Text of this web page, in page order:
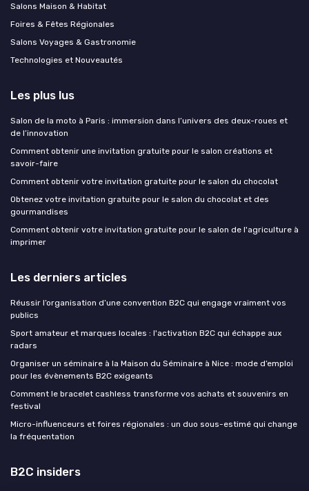
Salons Maison & Habitat
Foires & Fêtes Régionales
Salons Voyages & Gastronomie
Technologies et Nouveautés
Les plus lus
Salon de la moto à Paris : immersion dans l’univers des deux-roues et
de l’innovation
Comment obtenir une invitation gratuite pour le salon créations et
savoir-faire
Comment obtenir votre invitation gratuite pour le salon du chocolat
Obtenez votre invitation gratuite pour le salon du chocolat et des
gourmandises
Comment obtenir votre invitation gratuite pour le salon de l'agriculture à
imprimer
Les derniers articles
Réussir l’organisation d’une convention B2C qui engage vraiment vos
publics
Sport amateur et marques locales : l'activation B2C qui échappe aux
radars
Organiser un séminaire à la Maison du Séminaire à Nice : mode d’emploi
pour les évènements B2C exigeants
Comment le bracelet cashless transforme vos achats et souvenirs en
festival
Micro-influenceurs et foires régionales : un duo sous-estimé qui change
la fréquentation
B2C insiders